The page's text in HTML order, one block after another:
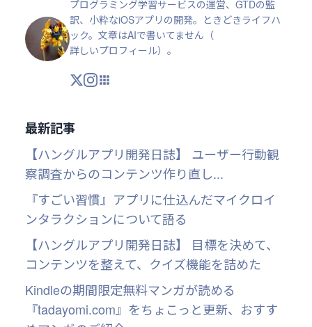
プログラミング学習サービスの運営、GTDの監
訳、小粋なiOSアプリの開発。ときどきライフハ
ック。文章はAIで書いてません（
詳しいプロフィール）。
X Instagram
アプリ・ツール
最新記事
【ハングルアプリ開発日誌】 ユーザー行動観
察調査からのコンテンツ作り直し...
『すごい習慣』アプリに仕込んだマイクロイ
ンタラクションについて語る
【ハングルアプリ開発日誌】 目標を決めて、
コンテンツを整えて、クイズ機能を詰めた
Kindleの期間限定無料マンガが読める
『tadayomi.com』をちょこっと更新、おすす